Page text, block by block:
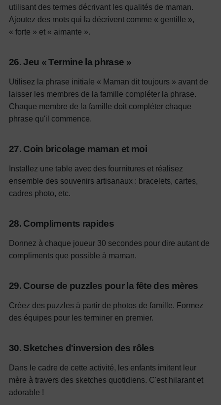
utilisant des termes décrivant les qualités de maman.
Ajoutez des mots qui la décrivent comme « gentille »,
« forte » et « aimante ».
26. Jeu « Termine la phrase »
Utilisez la phrase initiale « Maman dit toujours » avant de
laisser les membres de la famille compléter la phrase.
Chaque membre de la famille doit compléter chaque
phrase qu'il commence.
27. Coin bricolage maman et moi
Installez une table avec des fournitures et réalisez
ensemble des souvenirs artisanaux : bracelets, cartes,
cadres photo, etc.
28. Compliments rapides
Donnez à chaque joueur 30 secondes pour dire autant de
compliments que possible à maman.
29. Course de puzzles pour la fête des mères
Créez des puzzles à partir de photos de famille. Formez
des équipes pour les terminer en premier.
30. Sketches d'inversion des rôles
Dans le cadre de cette activité, les enfants imitent leur
mère à travers des sketches quotidiens. C'est hilarant et
adorable !